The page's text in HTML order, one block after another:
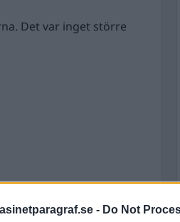
- Do Not
Det var inget större